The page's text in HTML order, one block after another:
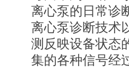
离心泵的日常诊
离心泵诊断技术
测反映设备状态
集的各种信号经